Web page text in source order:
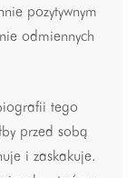
pozytywnym
odmiennych
tego
przed sobą
i zaskakuje.